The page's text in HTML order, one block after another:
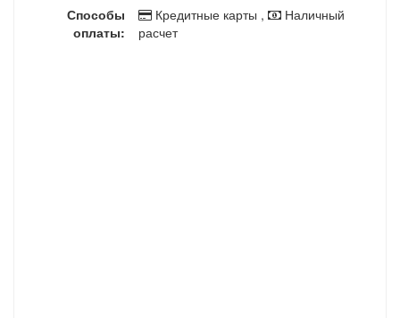
Способы
оплаты:
Кредитные карты ,
Наличный
расчет